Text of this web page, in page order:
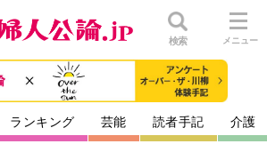
検索 メニュー
ランキング 芸能 読者手記 介護